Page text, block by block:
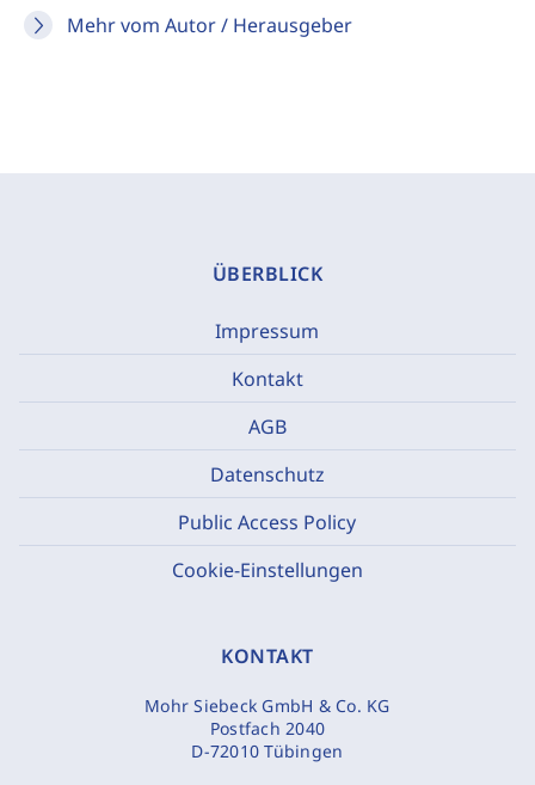
Mehr vom Autor / Herausgeber
ÜBERBLICK
Impressum
Kontakt
AGB
Datenschutz
Public Access Policy
Cookie-Einstellungen
KONTAKT
Mohr Siebeck GmbH & Co. KG
Postfach 2040
D-72010 Tübingen